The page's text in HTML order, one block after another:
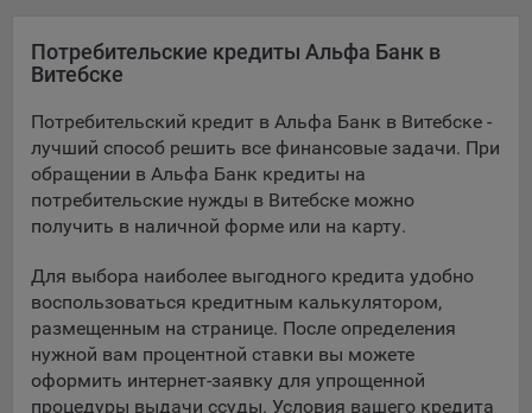
пользователей с сайтом.
9.3. Файлы cookie предпочтений, например, для настройки
контента. Данные файлы cookie собирают информацию о
выборе пользователя на сайте и его предпочтениях и
позволяют Обществу «запомнить» информацию о
выбранном пользователем городе и других местных
настройках для того, чтобы соответствующим образом
настраивать сайт.
9.4. Аналитические файлы cookie, например
Яндекс.Метрика, Google Analytics. Данные файлы cookie
собирают информацию о том, как пользователь
использовал сайты, и позволяют Обществу вносить в них
улучшения.
Потребительские кредиты Альфа Банк в
Витебске
Потребительский кредит в Альфа Банк в Витебске -
лучший способ решить все финансовые задачи. При
обращении в Альфа Банк кредиты на
потребительские нужды в Витебске можно
получить в наличной форме или на карту.
Для выбора наиболее выгодного кредита удобно
воспользоваться кредитным калькулятором,
размещенным на странице. После определения
нужной вам процентной ставки вы можете
оформить интернет-заявку для упрощенной
процедуры выдачи ссуды. Условия вашего кредита